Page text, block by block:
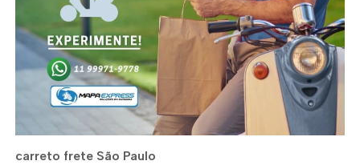
carreto frete São Paulo